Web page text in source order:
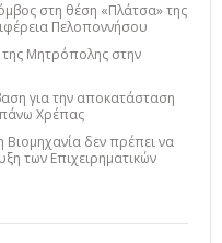
στη θέση «Πλάτσα» της
Πελοποννήσου
της Μητρόπολης στην
για την αποκατάσταση
Χρέπας
Βιομηχανία δεν πρέπει να
των Επιχειρηματικών